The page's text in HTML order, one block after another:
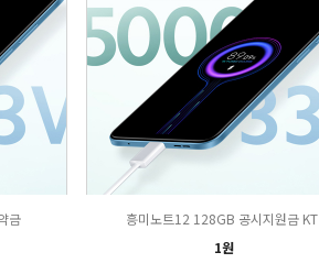
금
흥미노트12 128GB 공시지원금 KT
1원